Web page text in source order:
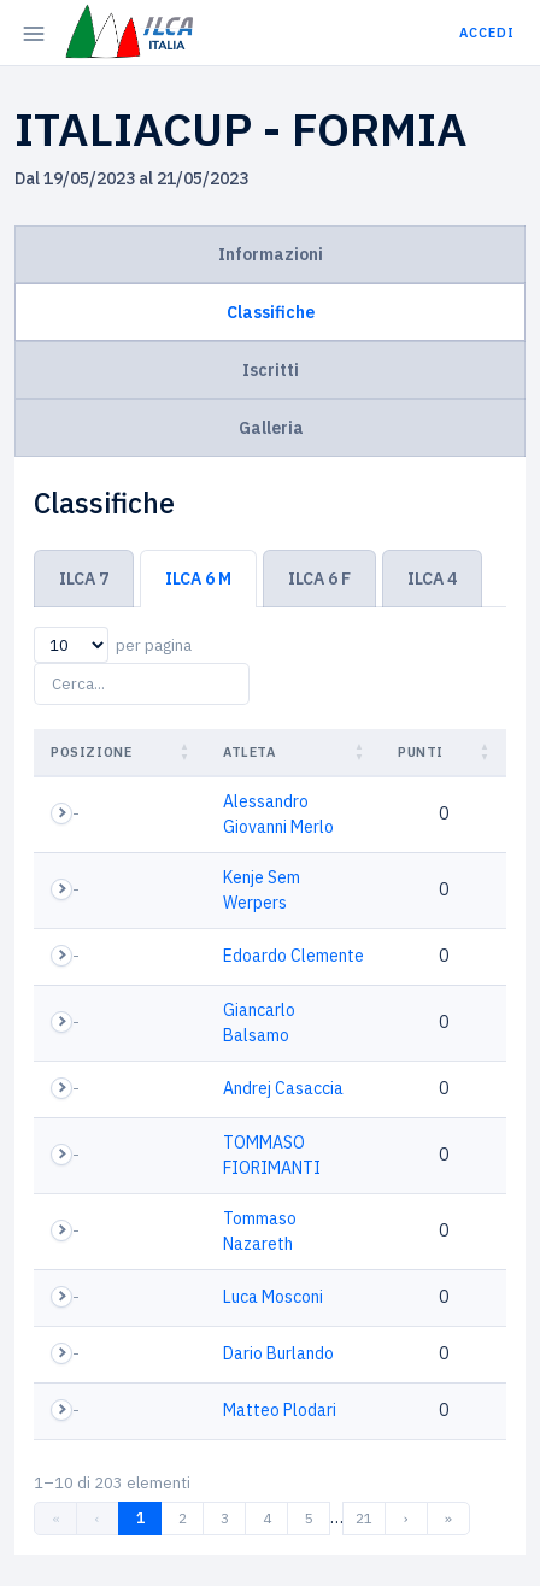
ACCEDI
ITALIACUP - FORMIA
Dal 19/05/2023 al 21/05/2023
Informazioni
Classifiche
Iscritti
Galleria
Classifiche
ILCA 7 ILCA 6 M ILCA 6 F ILCA 4
per pagina
POSIZIONE ATLETA PUNTI
-
Alessandro
Giovanni Merlo
0
-
Kenje Sem
Werpers
0
- Edoardo Clemente 0
-
Giancarlo
Balsamo
0
- Andrej Casaccia 0
-
TOMMASO
FIORIMANTI
0
-
Tommaso
Nazareth
0
- Luca Mosconi 0
- Dario Burlando 0
- Matteo Plodari 0
1–10 di 203 elementi
« ‹ 1 2 3 4 5 … 21 › »